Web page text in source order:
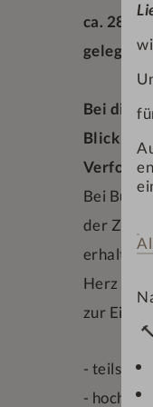
🔨
ca. 28 -
gelegen
Bei
Blick auf
Bei
der Zeit
erhalten
Herz im
zur
- teils in
-